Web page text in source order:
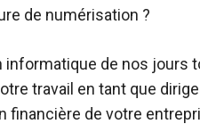
de numérisation ?
de nos jours
travail en tant que
financière de votre